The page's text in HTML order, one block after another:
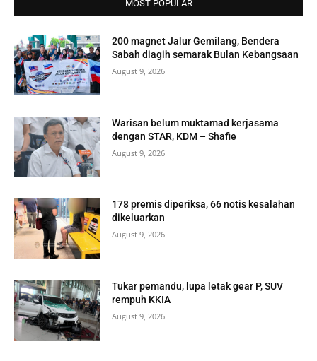
MOST POPULAR
200 magnet Jalur Gemilang, Bendera
Sabah diagih semarak Bulan Kebangsaan
August 9, 2026
Warisan belum muktamad kerjasama
dengan STAR, KDM – Shafie
August 9, 2026
178 premis diperiksa, 66 notis kesalahan
dikeluarkan
August 9, 2026
Tukar pemandu, lupa letak gear P, SUV
rempuh KKIA
August 9, 2026